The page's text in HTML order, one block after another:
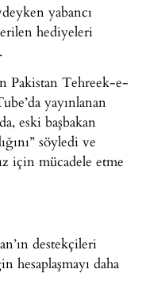
yabancı
hediyeleri
Pakistan Tehreek-e-
yayınlanan
eski başbakan
söyledi ve
için mücadele etme
destekçileri
hesaplaşmayı daha